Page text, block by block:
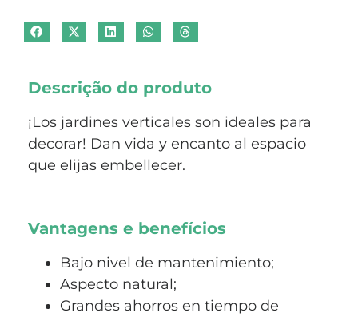
Descrição do produto
¡Los jardines verticales son ideales para
decorar! Dan vida y encanto al espacio
que elijas embellecer.
Vantagens e benefícios
Bajo nivel de mantenimiento;
Aspecto natural;
Grandes ahorros en tiempo de